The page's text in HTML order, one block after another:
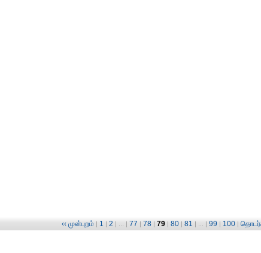
‹‹ முன்புறம் | 1 | 2 | ... | 77 | 78 | 79 | 80 | 81 | ... | 99 | 100 |